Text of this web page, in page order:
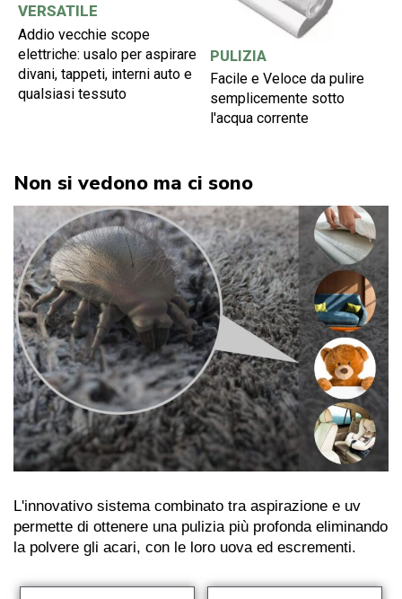
VERSATILE
Addio vecchie scope
elettriche: usalo per aspirare
divani, tappeti, interni auto e
qualsiasi tessuto
PULIZIA
Facile e Veloce da pulire
semplicemente sotto
l'acqua corrente
Non si vedono ma ci sono
L'innovativo sistema combinato tra aspirazione e uv
permette di ottenere una pulizia più profonda eliminando
la polvere gli acari, con le loro uova ed escrementi.